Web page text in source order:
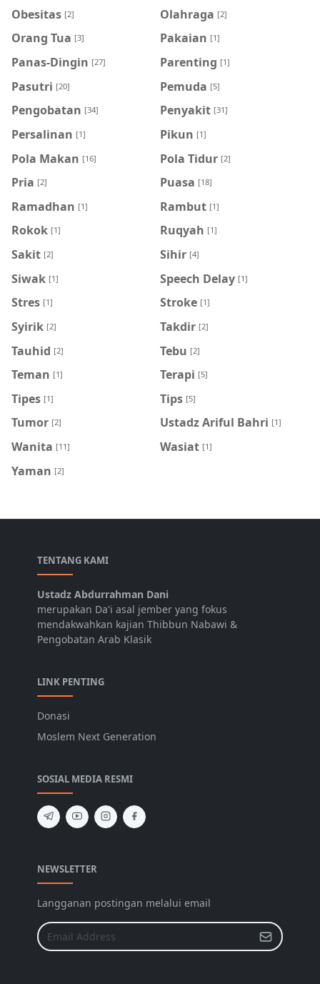
Obesitas [2] Olahraga [2]
Orang Tua [3] Pakaian [1]
Panas-Dingin [27] Parenting [1]
Pasutri [20] Pemuda [5]
Pengobatan [34] Penyakit [31]
Persalinan [1] Pikun [1]
Pola Makan [16] Pola Tidur [2]
Pria [2] Puasa [18]
Ramadhan [1] Rambut [1]
Rokok [1] Ruqyah [1]
Sakit [2] Sihir [4]
Siwak [1] Speech Delay [1]
Stres [1] Stroke [1]
Syirik [2] Takdir [2]
Tauhid [2] Tebu [2]
Teman [1] Terapi [5]
Tipes [1] Tips [5]
Tumor [2] Ustadz Ariful Bahri [1]
Wanita [11] Wasiat [1]
Yaman [2]
TENTANG KAMI
Ustadz Abdurrahman Dani
merupakan Da'i asal jember yang fokus
mendakwahkan kajian Thibbun Nabawi &
Pengobatan Arab Klasik
LINK PENTING
Donasi
Moslem Next Generation
SOSIAL MEDIA RESMI
NEWSLETTER
Langganan postingan melalui email